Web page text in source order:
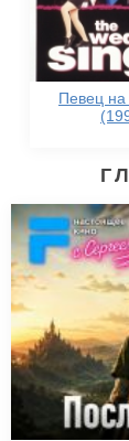
Певец на